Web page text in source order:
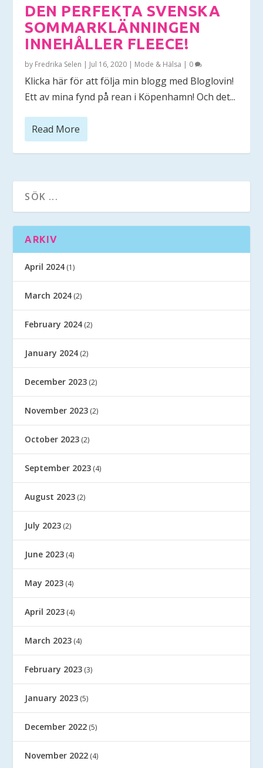
DEN PERFEKTA SVENSKA
SOMMARKLÄNNINGEN
INNEHÅLLER FLEECE!
by Fredrika Selen | Jul 16, 2020 | Mode & Hälsa | 0
Klicka här för att följa min blogg med Bloglovin!
Ett av mina fynd på rean i Köpenhamn! Och det...
Read More
ARKIV
April 2024 (1)
March 2024 (2)
February 2024 (2)
January 2024 (2)
December 2023 (2)
November 2023 (2)
October 2023 (2)
September 2023 (4)
August 2023 (2)
July 2023 (2)
June 2023 (4)
May 2023 (4)
April 2023 (4)
March 2023 (4)
February 2023 (3)
January 2023 (5)
December 2022 (5)
November 2022 (4)